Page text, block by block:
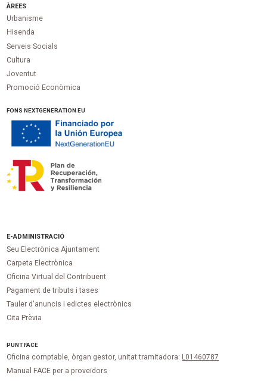
ÀREES
Urbanisme
Hisenda
Serveis Socials
Cultura
Joventut
Promoció Econòmica
FONS NEXTGENERATION EU
E-ADMINISTRACIÓ
Seu Electrònica Ajuntament
Carpeta Electrònica
Oficina Virtual del Contribuent
Pagament de tributs i tases
Tauler d'anuncis i edictes electrònics
Cita Prèvia
PUNTFACE
Oficina comptable, òrgan gestor, unitat tramitadora: L01460787
Manual FACE per a proveïdors